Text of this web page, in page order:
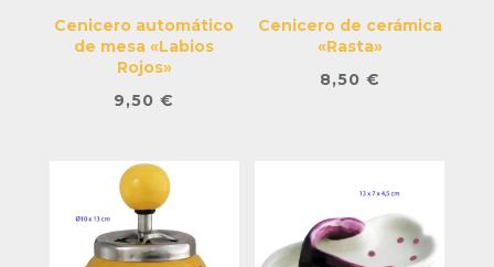
Cenicero automático
de mesa «Labios
Rojos»
9,50€
Cenicero de cerámica
«Rasta»
8,50 €